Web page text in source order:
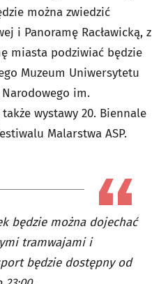
można zwiedzić
i Panoramę Racławicką, z
miasta podziwiać będzie
Muzeum Uniwersytetu
Narodowego im.
wystawy 20. Biennale
Malarstwa ASP.
będzie można dojechać
tramwajami i
będzie dostępny od